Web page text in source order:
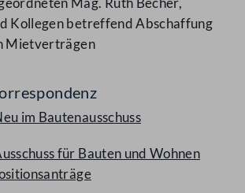
Kollegen betreffend Abschaffung
Mietverträgen
im Bautenausschuss
für Bauten und Wohnen